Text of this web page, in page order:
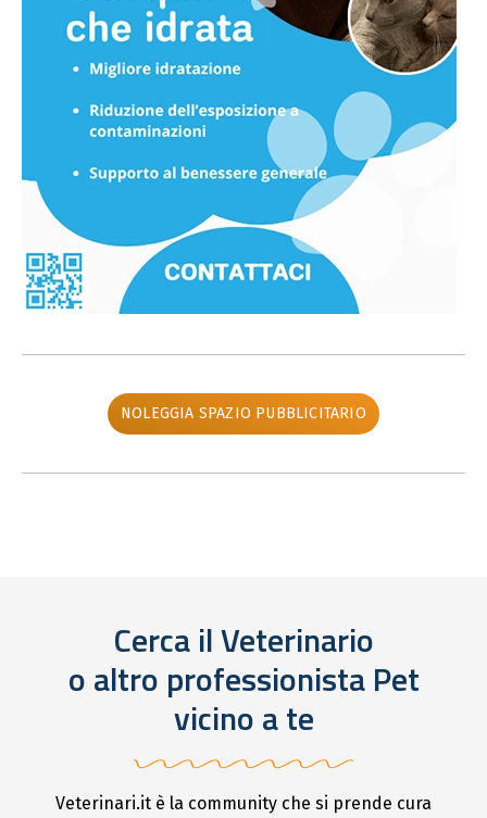
NOLEGGIA SPAZIO PUBBLICITARIO
Cerca il Veterinario
o altro professionista Pet
vicino a te
Veterinari.it è la community che si prende cura